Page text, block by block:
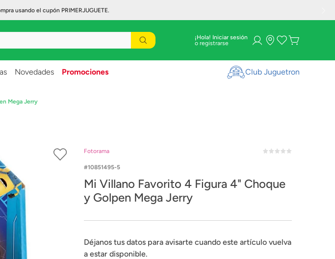
usando el cupón PRIMERJUGUETE.
¡Hola! Iniciar sesión
Novedades Promociones Club Juguetron
Mega Jerry
Fotorama
10851495-5
Mi Villano Favorito 4 Figura 4" Choque
y Golpen Mega Jerry
Déjanos tus datos para avisarte cuando este artículo vuelva
a estar disponible.